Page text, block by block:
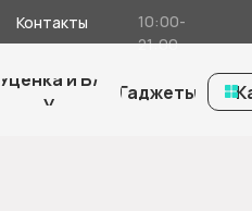
Контакты
10:00-
21:00
Уценка и Б/
У
Гаджеты